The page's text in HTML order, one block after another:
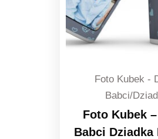
Foto Kubek -
Babci/
Foto Kubek
Babci Dziadka